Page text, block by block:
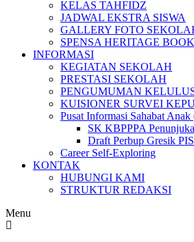
KELAS TAHFIDZ
JADWAL EKSTRA SISWA
GALLERY FOTO
SPENSA HERITAGE
INFORMASI
KEGIATAN SEKOLAH
PRESTASI SEKOLAH
PENGUMUMAN
KUISIONER SURVEI
Pusat Informasi Sahabat
SK KBPPPA
Draft Perbup Gresik
Career Self-Exploring
KONTAK
HUBUNGI KAMI
STRUKTUR REDAKSI
Menu